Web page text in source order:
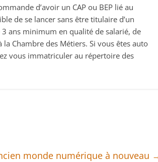
d’avoir un CAP ou BEP lié au
de se lancer sans être titulaire d’un
ans minimum en qualité de salarié, de
Chambre des Métiers. Si vous êtes auto
vous immatriculer au répertoire des
monde numérique à nouveau